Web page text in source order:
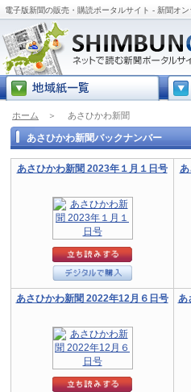
電子版新聞の販売・購読ポータルサイト - 新聞オ
ホーム ＞ あさひかわ新聞
あさひかわ新聞バックナンバー
あさひかわ新聞 2023年１月１日号
あさひかわ新聞 2022年12月６日号 あ